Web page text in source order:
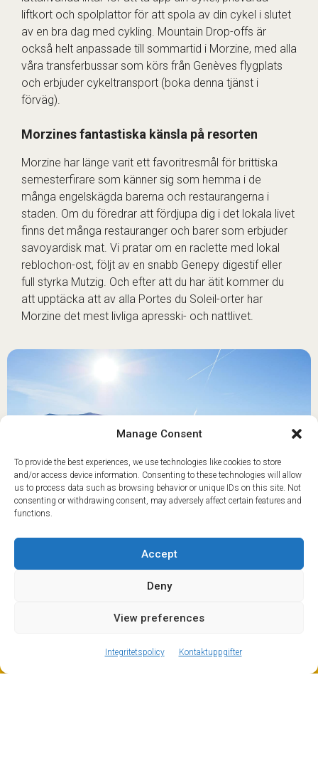
Manage Consent
To provide the best experiences, we use technologies like cookies to store
and/or access device information. Consenting to these technologies will allow
us to process data such as browsing behavior or unique IDs on this site. Not
consenting or withdrawing consent, may adversely affect certain features and
functions.
Accept
Deny
View preferences
Integritetspolicy Kontaktuppgifter
liftkort och spolplattor för att spola av din cykel i slutet
av en bra dag med cykling. Mountain Drop-offs är
också helt anpassade till sommartid i Morzine, med alla
våra transferbussar som körs från Genèves flygplats
och erbjuder cykeltransport (boka denna tjänst i
förväg).
Morzines fantastiska känsla på resorten
Morzine har länge varit ett favoritresmål för brittiska
semesterfirare som känner sig som hemma i de
många engelskägda barerna och restaurangerna i
staden. Om du föredrar att fördjupa dig i det lokala livet
finns det många restauranger och barer som erbjuder
savoyardisk mat. Vi pratar om en raclette med lokal
reblochon-ost, följt av en snabb Genepy digestif eller
full styrka Mutzig. Och efter att du har ätit kommer du
att upptäcka att av alla Portes du Soleil-orter har
Morzine det mest livliga apresski- och nattlivet.
Morzine Transfer – Lämna bilen hemma!
Med så mycket afterski-aktiviteter och festande som
överge idén om en hyrbil från flygplatsen. Vem vill trots
The new European Entry/Exit System is now in place.